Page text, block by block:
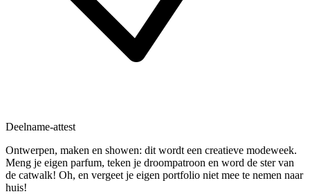
Deelname-attest
Ontwerpen, maken en showen: dit wordt een creatieve modeweek.
Meng je eigen parfum, teken je droompatroon en word de ster van
de catwalk! Oh, en vergeet je eigen portfolio niet mee te nemen naar
huis!